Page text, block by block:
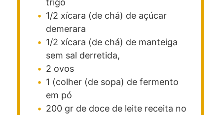
trigo
1/2 xícara (de chá) de açúcar
demerara
1/2 xícara (de chá) de manteiga
sem sal derretida,
2 ovos
1 (colher (de sopa) de fermento
em pó
200 gr de doce de leite receita no